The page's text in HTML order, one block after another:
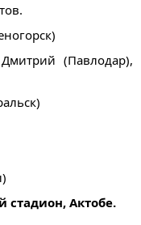
(Павлодар),
стадион, Актобе.